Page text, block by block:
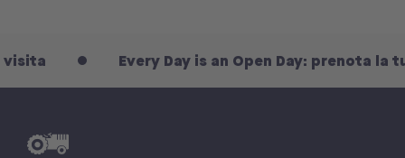
Every Day is an Open Day: prenota la tua